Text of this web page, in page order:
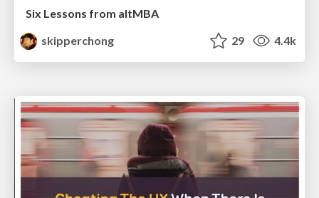
Six Lessons from altMBA
skipperchong
29 4.4k